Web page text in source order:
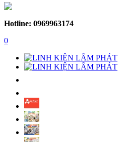
Hotline: 0969963174
0